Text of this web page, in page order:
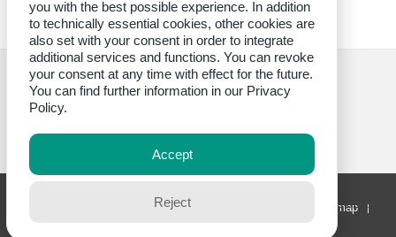
last change: 2026-02-26
Privacy Policy
Sitemap
you with the best possible experience. In addition
to technically essential cookies, other cookies are
also set with your consent in order to integrate
additional services and functions. You can revoke
your consent at any time with effect for the future.
You can find further information in our Privacy
Policy.
Accept
Reject